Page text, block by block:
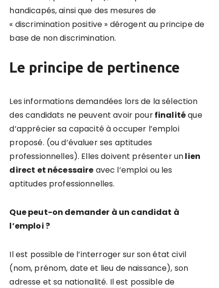
handicapés, ainsi que des mesures de
« discrimination positive » dérogent au principe de
base de non discrimination.
Le principe de pertinence
Les informations demandées lors de la sélection
des candidats ne peuvent avoir pourfinalitéque
d’apprécier sa capacité à occuper l’emploi
proposé. (ou d’évaluer ses aptitudes
professionnelles). Elles doivent présenter unlien
direct et nécessaire avec l’emploi ou les
aptitudes professionnelles.
Que peut-on demander à un candidat à
l’emploi ?
Il est possible de l’interroger sur son état civil
(nom, prénom, date et lieu de naissance), son
adresse et sa nationalité. Il est possible de